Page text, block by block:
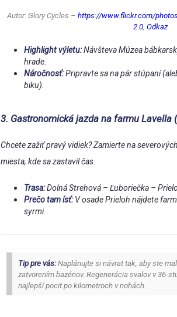
Autor: Glory Cycles – https://www.flickr.com/
2.0, Odkaz
Highlight výletu:Návšteva Múzea
hrade.
Náročnosť:Pripravte sa na pár stúpaní
biku).
3. Gastronomická jazda na farmu Lavella
Chcete zažiť pravý vidiek? Zamierte na
miesta, kde sa zastavil čas.
Trasa:Dolná Strehová – Ľuboriečka –
Prečo tam ísť:V osade Prieloh nájdete
syrmi.
Tip pre vás:Naplánujte si návrat tak, aby ste
zatvorením bazénov. Regenerácia svalov v 36-
najlepší pocit po kilometroch v nohách.